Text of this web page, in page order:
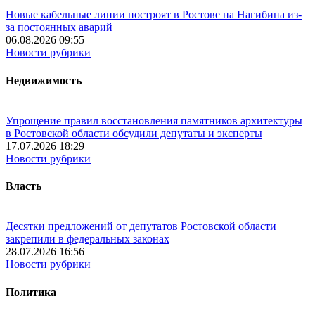
Новые кабельные линии построят в Ростове на Нагибина из-
за постоянных аварий
06.08.2026 09:55
Новости рубрики
Недвижимость
Упрощение правил восстановления памятников архитектуры
в Ростовской области обсудили депутаты и эксперты
17.07.2026 18:29
Новости рубрики
Власть
Десятки предложений от депутатов Ростовской области
закрепили в федеральных законах
28.07.2026 16:56
Новости рубрики
Политика